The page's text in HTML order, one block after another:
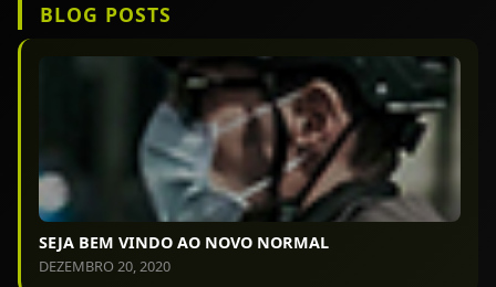
BLOG POSTS
SEJA BEM VINDO AO NOVO NORMAL
DEZEMBRO 20, 2020